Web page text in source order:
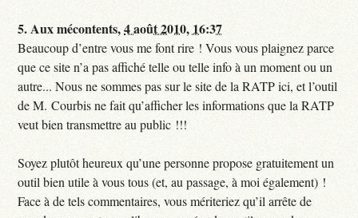
5.Aux mécontents,4 août 2010, 16:37
Beaucoup d’entre vous me font rire ! Vous vous plaignez parce
que ce site n’a pas affiché telle ou telle info à un moment ou un
autre... Nous ne sommes pas sur le site de la RATP ici, et l’outil
de M. Courbis ne fait qu’afficher les informations que la RATP
veut bien transmettre au public !!!
Soyez plutôt heureux qu’une personne propose gratuitement un
outil bien utile à vous tous (et, au passage, à moi également) !
Face à de tels commentaires, vous mériteriez qu’il arrête de